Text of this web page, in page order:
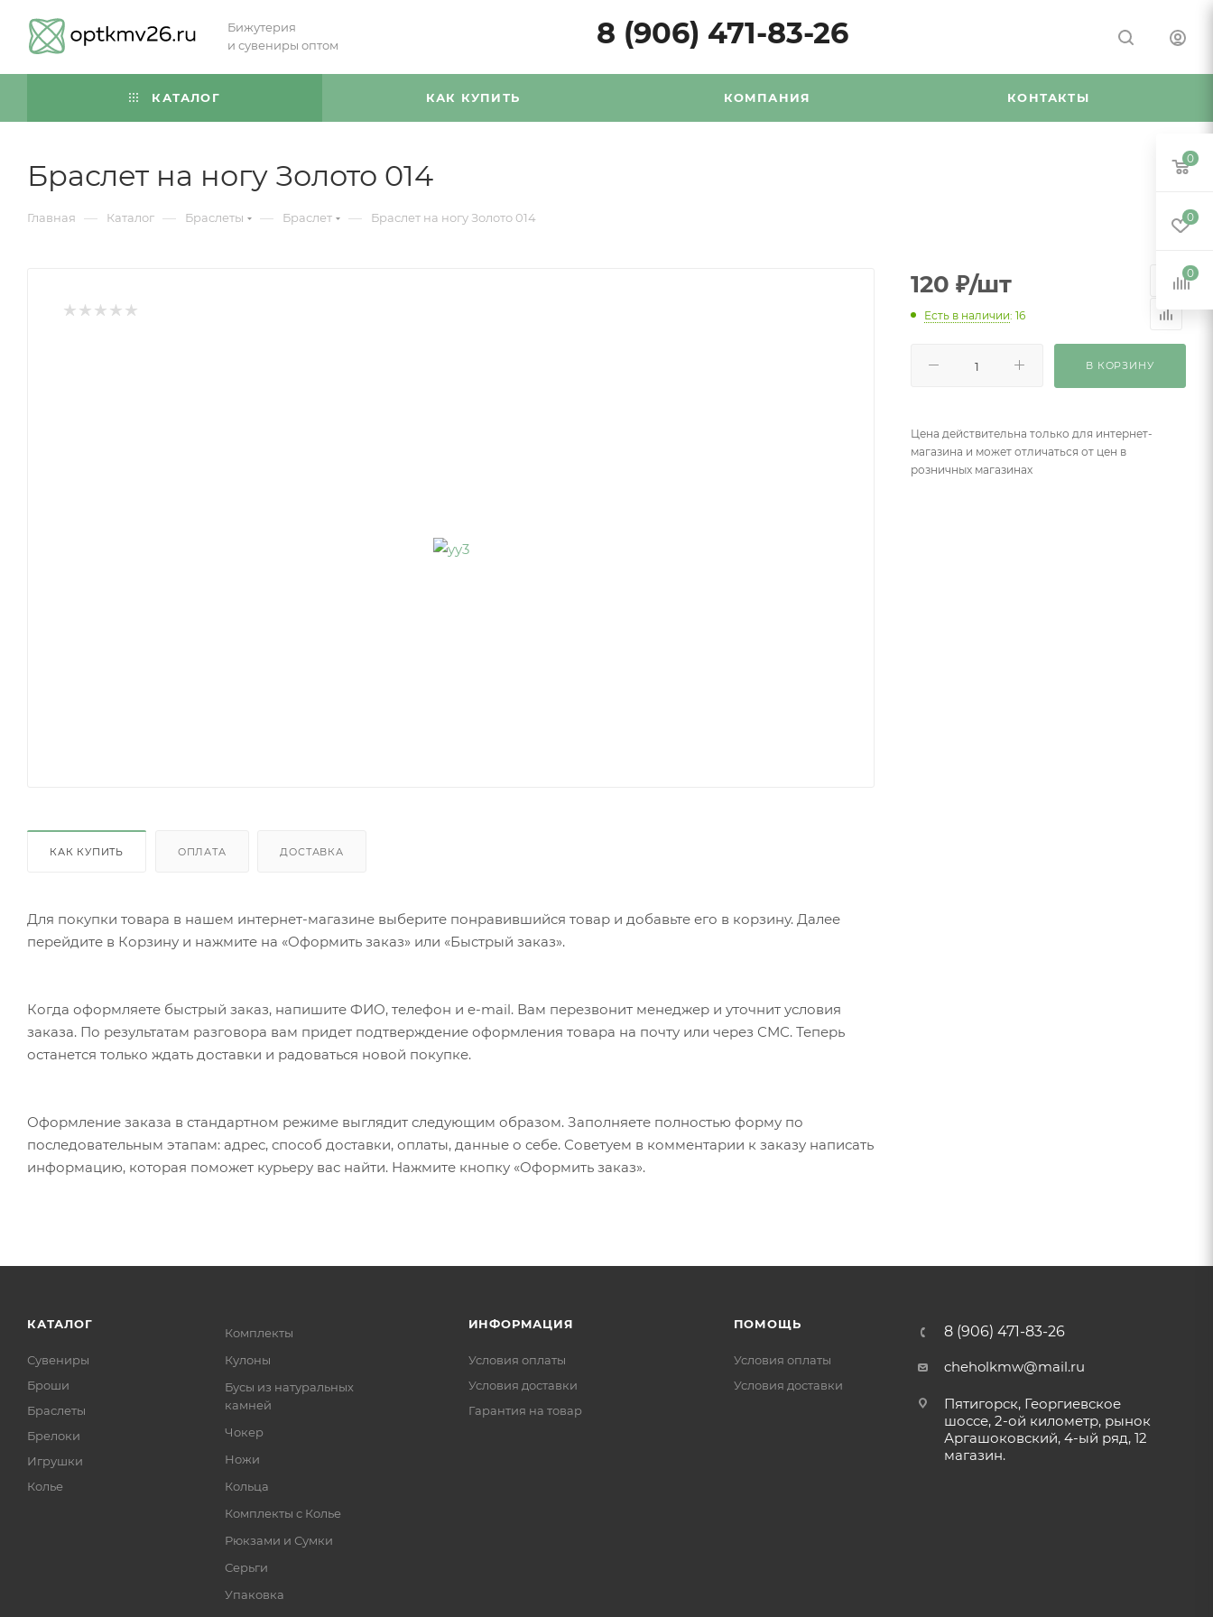
Бижутерия
и сувениры оптом
8 (906) 471-83-26
КАТАЛОГ КАК КУПИТЬ КОМПАНИЯ КОНТАКТЫ
Браслет на ногу Золото 014
Главная — Каталог — Браслеты — Браслет — Браслет на ногу Золото 014
КАК КУПИТЬ ОПЛАТА ДОСТАВКА
Для покупки товара в нашем интернет-магазине выберите понравившийся товар и добавьте его в корзину. Далее
перейдите в Корзину и нажмите на «Оформить заказ» или «Быстрый заказ».
Когда оформляете быстрый заказ, напишите ФИО, телефон и e-mail. Вам перезвонит менеджер и уточнит условия
заказа. По результатам разговора вам придет подтверждение оформления товара на почту или через СМС. Теперь
останется только ждать доставки и радоваться новой покупке.
Оформление заказа в стандартном режиме выглядит следующим образом. Заполняете полностью форму по
последовательным этапам: адрес, способ доставки, оплаты, данные о себе. Советуем в комментарии к заказу написать
информацию, которая поможет курьеру вас найти. Нажмите кнопку «Оформить заказ».
120 ₽/шт
Есть в наличии: 16
В КОРЗИНУ
Цена действительна только для интернет-
магазина и может отличаться от цен в
розничных магазинах
КАТАЛОГ
Сувениры
Броши
Браслеты
Брелоки
Игрушки
Колье
Комплекты
Кулоны
Бусы из натуральных
камней
Чокер
Ножи
Кольца
Комплекты с Колье
Рюкзами и Сумки
Серьги
Упаковка
ИНФОРМАЦИЯ
Условия оплаты
Условия доставки
Гарантия на товар
ПОМОЩЬ
Условия оплаты
Условия доставки
8 (906) 471-83-26
cheholkmw@mail.ru
Пятигорск, Георгиевское
шоссе, 2-ой километр, рынок
Аргашоковский, 4-ый ряд, 12
магазин.
0
0
0